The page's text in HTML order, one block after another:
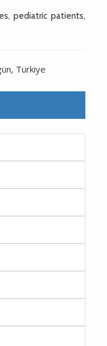
pediatric patients,
Türkiye